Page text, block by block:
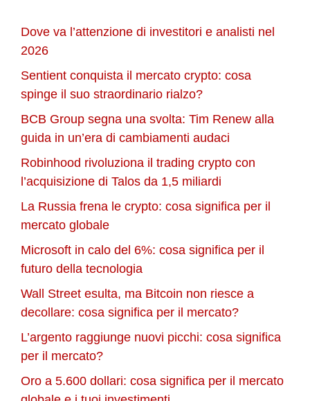
Dove va l’attenzione di investitori e analisti nel
2026
Sentient conquista il mercato crypto: cosa
spinge il suo straordinario rialzo?
BCB Group segna una svolta: Tim Renew alla
guida in un’era di cambiamenti audaci
Robinhood rivoluziona il trading crypto con
l’acquisizione di Talos da 1,5 miliardi
La Russia frena le crypto: cosa significa per il
mercato globale
Microsoft in calo del 6%: cosa significa per il
futuro della tecnologia
Wall Street esulta, ma Bitcoin non riesce a
decollare: cosa significa per il mercato?
L’argento raggiunge nuovi picchi: cosa significa
per il mercato?
Oro a 5.600 dollari: cosa significa per il mercato